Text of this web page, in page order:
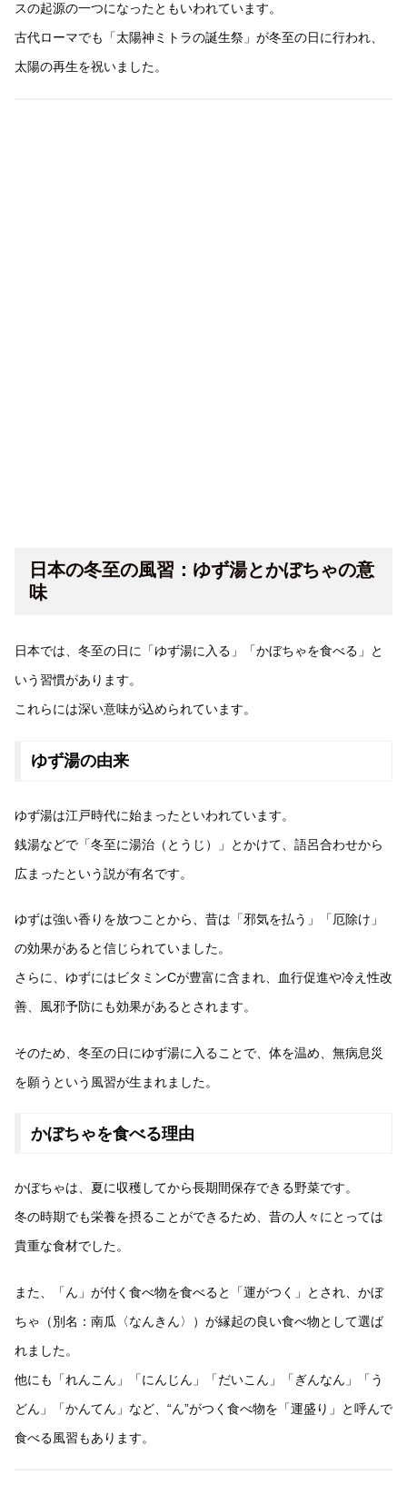
スの起源の一つになったともいわれています。
古代ローマでも「太陽神ミトラの誕生祭」が冬至の日に行われ、
太陽の再生を祝いました。
日本の冬至の風習：ゆず湯とかぼちゃの意
味
日本では、冬至の日に「ゆず湯に入る」「かぼちゃを食べる」と
いう習慣があります。
これらには深い意味が込められています。
ゆず湯の由来
ゆず湯は江戸時代に始まったといわれています。
銭湯などで「冬至に湯治（とうじ）」とかけて、語呂合わせから
広まったという説が有名です。
ゆずは強い香りを放つことから、昔は「邪気を払う」「厄除け」
の効果があると信じられていました。
さらに、ゆずにはビタミンCが豊富に含まれ、血行促進や冷え性改
善、風邪予防にも効果があるとされます。
そのため、冬至の日にゆず湯に入ることで、体を温め、無病息災
を願うという風習が生まれました。
かぼちゃを食べる理由
かぼちゃは、夏に収穫してから長期間保存できる野菜です。
冬の時期でも栄養を摂ることができるため、昔の人々にとっては
貴重な食材でした。
また、「ん」が付く食べ物を食べると「運がつく」とされ、かぼ
ちゃ（別名：南瓜〈なんきん〉）が縁起の良い食べ物として選ば
れました。
他にも「れんこん」「にんじん」「だいこん」「ぎんなん」「う
どん」「かんてん」など、“ん”がつく食べ物を「運盛り」と呼んで
食べる風習もあります。